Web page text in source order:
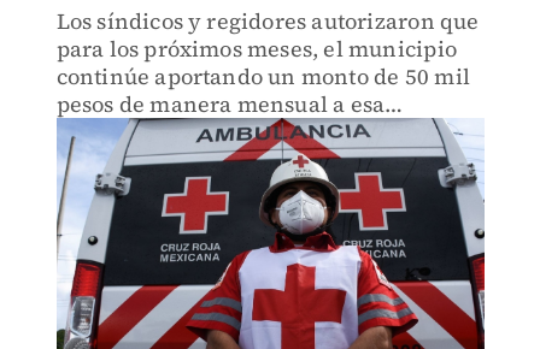
Los síndicos y regidores autorizaron que
para los próximos meses, el municipio
continúe aportando un monto de 50 mil
pesos de manera mensual a esa
institución.